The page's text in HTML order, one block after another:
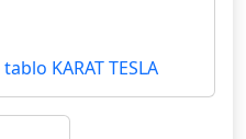
KARAT TESLA